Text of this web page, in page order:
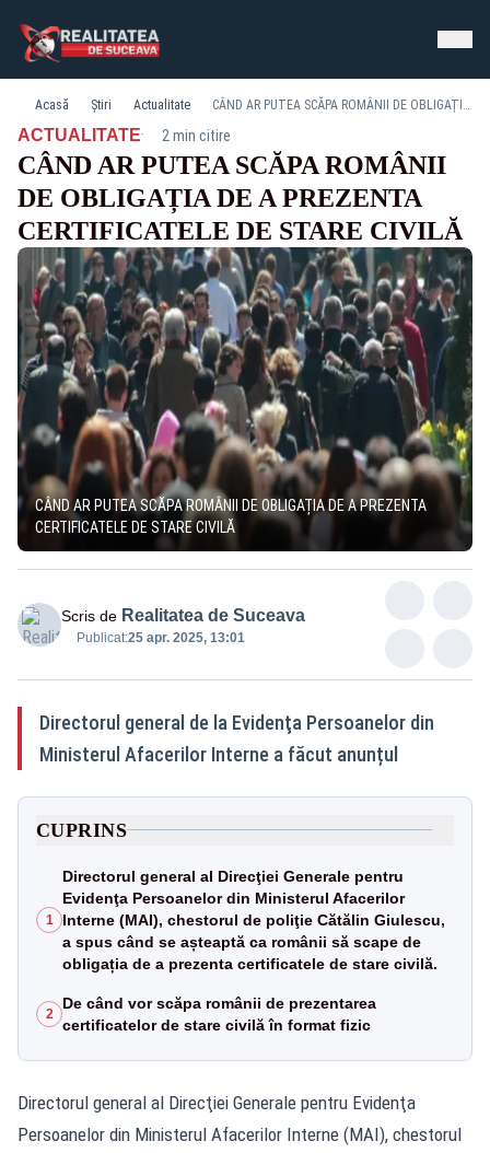
Acasă Știri Actualitate CÂND AR PUTEA SCĂPA ROMÂNII DE OBLIGAȚIA DE A PREZENTA CERTIFICATELE DE STARE CIVILĂ
ACTUALITATE· 2 min citire
CÂND AR PUTEA SCĂPA ROMÂNII
DE OBLIGAȚIA DE A PREZENTA
CERTIFICATELE DE STARE CIVILĂ
CÂND AR PUTEA SCĂPA ROMÂNII DE OBLIGAȚIA DE A PREZENTA
CERTIFICATELE DE STARE CIVILĂ
Scris de Realitatea de Suceava
Publicat:25 apr. 2025, 13:01
Directorul general de la Evidenţa Persoanelor din
Ministerul Afacerilor Interne a făcut anunțul
CUPRINS
1
Directorul general al Direcţiei Generale pentru
Evidenţa Persoanelor din Ministerul Afacerilor
Interne (MAI), chestorul de poliţie Cătălin Giulescu,
a spus când se așteaptă ca românii să scape de
obligația de a prezenta certificatele de stare civilă.
2
De când vor scăpa românii de prezentarea
certificatelor de stare civilă în format fizic
Directorul general al Direcţiei Generale pentru Evidenţa
Persoanelor din Ministerul Afacerilor Interne (MAI), chestorul